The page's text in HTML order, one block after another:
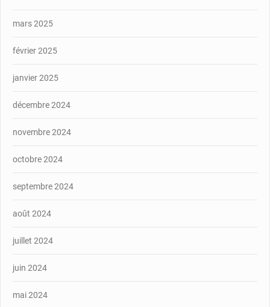
mars 2025
février 2025
janvier 2025
décembre 2024
novembre 2024
octobre 2024
septembre 2024
août 2024
juillet 2024
juin 2024
mai 2024